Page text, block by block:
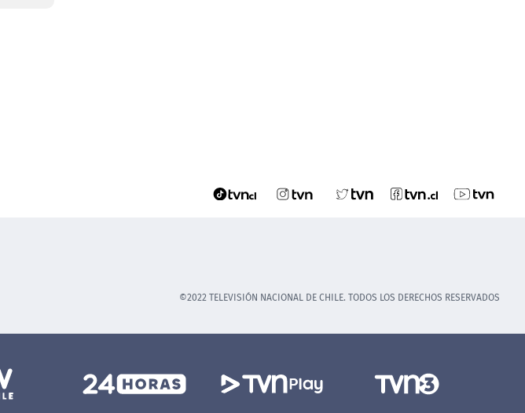
©2022 TELEVISIÓN NACIONAL DE CHILE. TODOS LOS DERECHOS RESERVADOS